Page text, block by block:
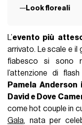
Look floreali
L’evento più
arrivato. Le scale e il
fiabesco si sono
l’attenzione di
Pamela
David e Dove
come hot couple in
Gala, nata per